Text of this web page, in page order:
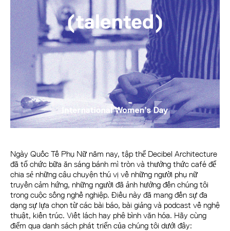
Ngày Quốc Tế Phụ Nữ năm nay, tập thể Decibel Architecture
đã tổ chức bữa ăn sáng bánh mì tròn và thưởng thức café để
chia sẻ những câu chuyện thú vị về những người phụ nữ
truyền cảm hứng, những người đã ảnh hưởng đến chúng tôi
trong cuộc sống nghề nghiệp. Điều này đã mang đến sự đa
dạng sự lựa chọn từ các bài báo, bài giảng và podcast về nghệ
thuật, kiến trúc. Viết lách hay phê bình văn hóa. Hãy cùng
điểm qua danh sách phát triển của chúng tôi dưới đây: